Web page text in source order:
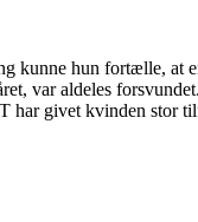
kunne hun fortælle, at
var aldeles forsvundet.
har givet kvinden stor